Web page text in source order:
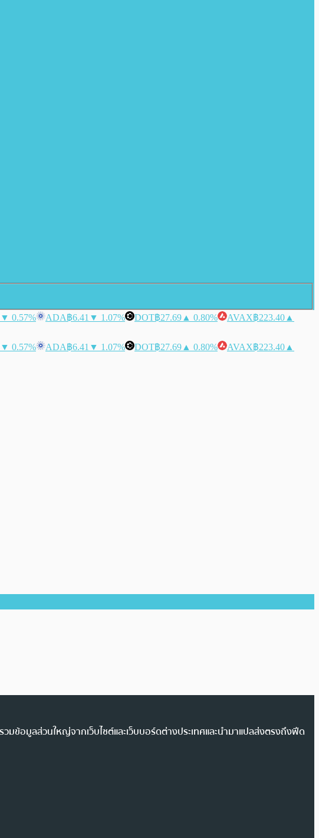
▼ 0.57% ADA฿6.41 ▼ 1.07% DOT฿27.69 ▲ 0.80% AVAX฿223.40 ▲
▼ 0.57% ADA฿6.41 ▼ 1.07% DOT฿27.69 ▲ 0.80% AVAX฿223.40 ▲
มข้อมูลส่วนใหญ่จากเว็บไซต์และเว็บบอร์ดต่างประเทศและนำมาแปลส่งตรงถึงฟีด